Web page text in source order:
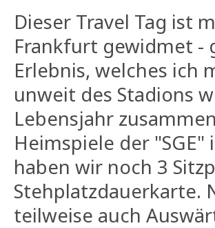
Dieser Travel Tag ist
Frankfurt gewidmet -
Erlebnis, welches ich
unweit des Stadions
Lebensjahr
Heimspiele der
haben wir noch 3
Stehplatzdauerkarte.
teilweise auch